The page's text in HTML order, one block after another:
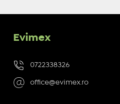
Evimex
0722338326
office@evimex.ro